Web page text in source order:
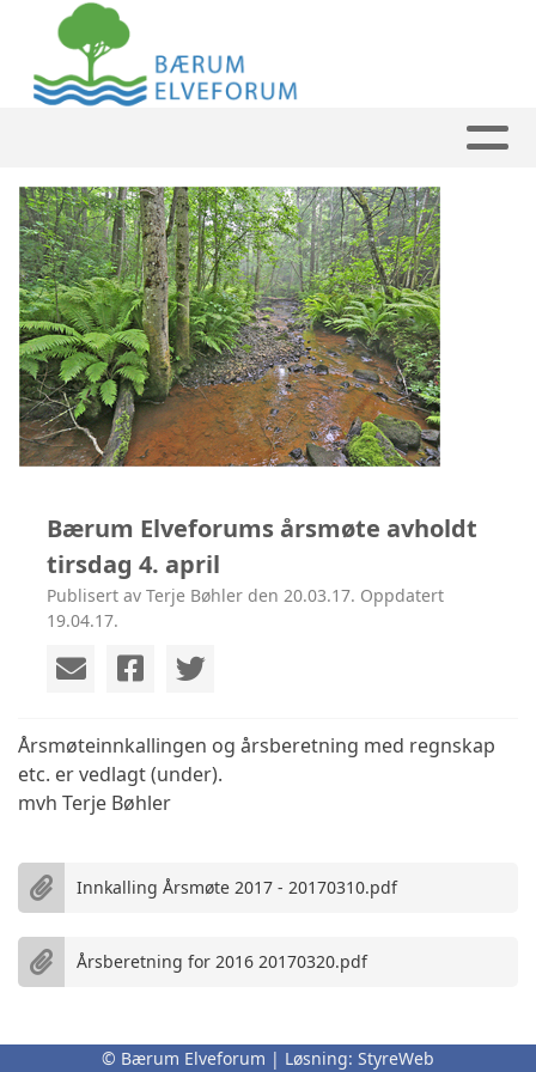
Bærum Elveforums årsmøte avholdt
tirsdag 4. april
Publisert av Terje Bøhler den 20.03.17. Oppdatert
19.04.17.
Årsmøteinnkallingen og årsberetning med regnskap
etc. er vedlagt (under).
mvh Terje Bøhler
Innkalling Årsmøte 2017 - 20170310.pdf
Årsberetning for 2016 20170320.pdf
© Bærum Elveforum | Løsning: StyreWeb